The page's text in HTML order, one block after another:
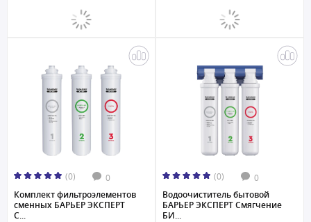
(0) 0
Комплект фильтроэлементов
сменных БАРЬЕР ЭКСПЕРТ
С...
(0) 0
Водоочиститель бытовой
БАРЬЕР ЭКСПЕРТ Смягчение
БИ...